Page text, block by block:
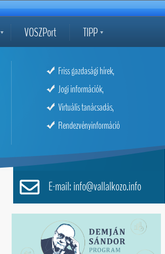
VOSZPort TIPP
Friss gazdasági hírek,
Jogi információk,
Virtuális tanácsadás,
Rendezvényinformáció
E-mail: info@vallalkozo.info